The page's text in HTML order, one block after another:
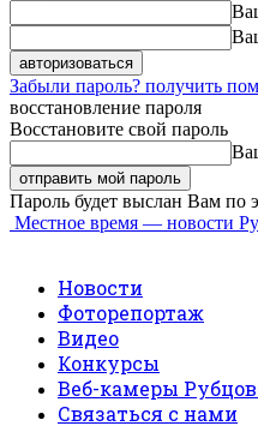
Забыли пароль? получить
восстановление пароля
Восстановите свой пароль
Пароль будет выслан Вам по
Местное время — новости
Новости
Фоторепортаж
Видео
Конкурсы
Веб-камеры
Связаться с нами